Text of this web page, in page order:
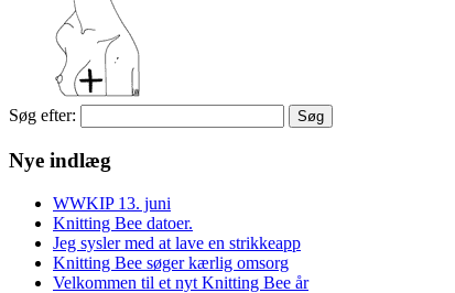
Søg efter:
Nye indlæg
WWKIP 13. juni
Knitting Bee datoer.
Jeg sysler med at lave en strikkeapp
Knitting Bee søger kærlig omsorg
Velkommen til et nyt Knitting Bee år